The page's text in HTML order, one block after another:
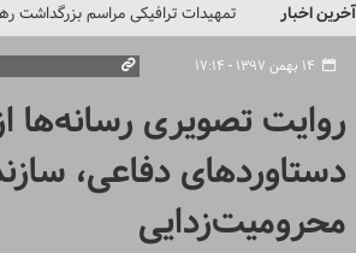
آخرین اخبار
تمهیدات ترافیکی مراسم بزرگداشت
اعلام شد
حجت‌الاسلام حاج علی‌اکبری؛ خطیب
مراسم بزرگداشت امام مجاهد شهید
معظم انقلاب
گزارش تصویری| مراسم نماز بر پیکر
روایت تصویری رسانه‌ها
دستاوردهای دفاعی،
محرومیت‌زدایی